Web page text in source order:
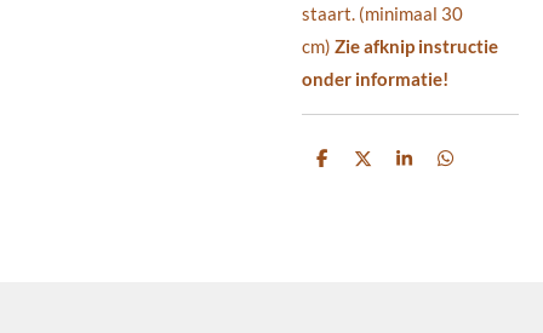
staart. (minimaal 30
cm) Zie afknip instructie
onder informatie!
D
D
S
D